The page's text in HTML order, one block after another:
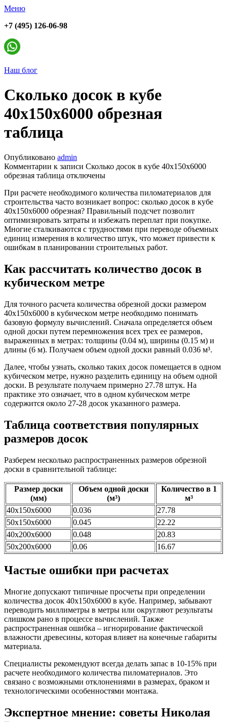
Меню
+7 (495) 126-06-98
Наш блог
Сколько досок в кубе
40х150х6000 обрезная
таблица
Опубликовано admin
Комментарии к записи Сколько досок в кубе 40х150х6000
обрезная таблица отключены
При расчете необходимого количества пиломатериалов для
строительства часто возникает вопрос: сколько досок в кубе
40х150х6000 обрезная? Правильный подсчет позволит
оптимизировать затраты и избежать переплат при покупке.
Многие сталкиваются с трудностями при переводе объемных
единиц измерения в количество штук, что может привести к
ошибкам в планировании строительных работ.
Как рассчитать количество досок в
кубическом метре
Для точного расчета количества обрезной доски размером
40х150х6000 в кубическом метре необходимо понимать
базовую формулу вычислений. Сначала определяется объем
одной доски путем перемножения всех трех ее размеров,
выраженных в метрах: толщины (0.04 м), ширины (0.15 м) и
длины (6 м). Получаем объем одной доски равный 0.036 м³.
Далее, чтобы узнать, сколько таких досок помещается в одном
кубическом метре, нужно разделить единицу на объем одной
доски. В результате получаем примерно 27.78 штук. На
практике это означает, что в одном кубическом метре
содержится около 27-28 досок указанного размера.
Таблица соответствия популярных
размеров досок
Разберем несколько распространенных размеров обрезной
доски в сравнительной таблице:
Размер доски
(мм)
Объем одной доски
(м³)
Количество в 1
м³
40х150х6000
0.036
27.78
50х150х6000
0.045
22.22
40х200х6000
0.048
20.83
50х200х6000
0.06 16.67
Частые ошибки при расчетах
Многие допускают типичные просчеты при определении
количества досок 40х150х6000 в кубе. Например, забывают
переводить миллиметры в метры или округляют результаты
слишком рано в процессе вычислений. Также
распространенная ошибка – игнорирование фактической
влажности древесины, которая влияет на конечные габариты
материала.
Специалисты рекомендуют всегда делать запас в 10-15% при
расчете необходимого количества пиломатериалов. Это
связано с возможными отклонениями в размерах, браком и
технологическими особенностями монтажа.
Экспертное мнение: советы Николая